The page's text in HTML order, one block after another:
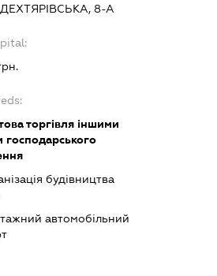
8-А
торгівля іншими
господарського
будівництва
автомобільний